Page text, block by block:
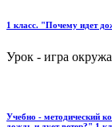
1 класс. "Почему идет
Урок - игра
Учебно - методический